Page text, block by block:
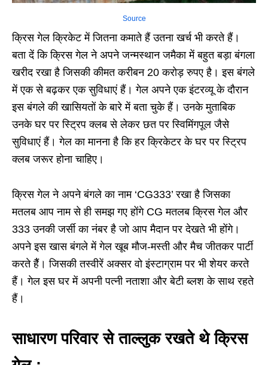
Source
क्रिस गेल क्रिकेट में जितना कमाते हैं उतना खर्च भी करते हैं।
बता दें कि क्रिस गेल ने अपने जन्मस्थान जमैका में बहुत बड़ा बंगला
खरीद रखा है जिसकी कीमत करीबन 20 करोड़ रुपए है। इस बंगले
में एक से बढ़कर एक सुविधाएं हैं। गेल अपने एक इंटरव्यू के दौरान
इस बंगले की खासियतों के बारे में बता चुके हैं। उनके मुताबिक
उनके घर पर स्ट्रिप क्लब से लेकर छत पर स्विमिंगपूल जैसे
सुविधाएं हैं। गेल का मानना है कि हर क्रिकेटर के घर पर स्ट्रिप
क्लब जरूर होना चाहिए।
क्रिस गेल ने अपने बंगले का नाम ‘CG333’ रखा है जिसका
मतलब आप नाम से ही समझ गए होंगे CG मतलब क्रिस गेल और
333 उनकी जर्सी का नंबर है जो आप मैदान पर देखते भी होंगे।
अपने इस खास बंगले में गेल खूब मौज-मस्ती और मैच जीतकर पार्टी
करते हैैं। जिसकी तस्वीरें अक्सर वो इंस्टाग्राम पर भी शेयर करते
हैं। गेल इस घर में अपनी पत्नी नताशा और बेटी ब्लश के साथ रहते
हैं।
साधारण परिवार से ताल्लुक रखते थे क्रिस